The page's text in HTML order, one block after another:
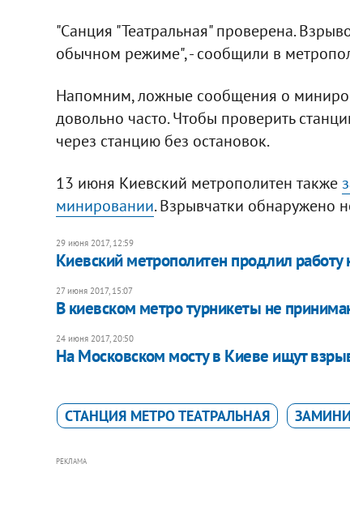
"Санция "Театральная" проверена.
обычном режиме", - сообщили в
Напомним, ложные сообщения о
довольно часто. Чтобы проверить
через станцию без остановок.
13 июня Киевский метрополитен также
минировании. Взрывчатки обнаружено
29 июня 2017, 12:59
Киевский метрополитен продлил работу
27 июня 2017, 15:07
В киевском метро турникеты не
24 июня 2017, 20:50
На Московском мосту в Киеве ищут
СТАНЦИЯ МЕТРО ТЕАТРАЛЬНАЯ
РЕКЛАМА